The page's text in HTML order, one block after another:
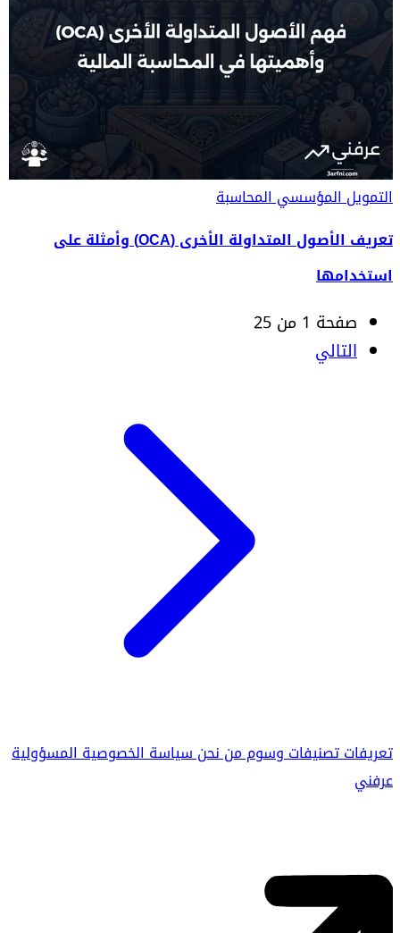
التمويل المؤسسيالمحاسبة
تعريف الأصول المتداولة الأخرى (OCA) وأمثلة على
استخدامها
صفحة 1 من 25
التالي
تعريفاتتصنيفاتوسوممن نحنسياسة الخصوصيةالمسؤولية
عرفني